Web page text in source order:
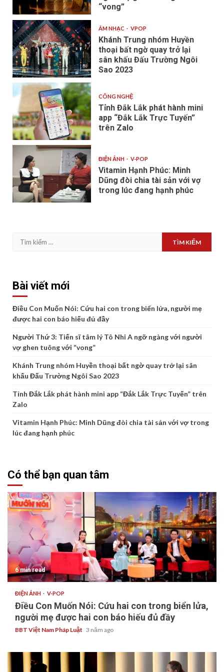
“vong”
ÂM NHẠC VPOP
Khánh Trung nhóm Huyền
thoại bất ngờ quay trở lại
sân khấu Đấu Trường Ngôi
Sao 2023
CÔNG NGHỆ
Tỉnh Đắk Lắk phát hành mini
app “Đắk Lắk Trực Tuyến”
trên Zalo
ĐIỆN ẢNH V-POP
Vitamin Hạnh Phúc: Minh
Dũng đòi chia tài sản với vợ
trong lúc đang hạnh phúc
Tìm
Bài viết mới
Điều Con Muốn Nói: Cứu hai con trong biển lửa, người mẹ
được hai con báo hiếu đủ đầy
Người Thứ 3: Tiến sĩ tâm lý Tô Nhi A ngỡ ngàng với người
vợ ghen tuông với “vong”
Khánh Trung nhóm Huyền thoại bất ngờ quay trở lại sân
khấu Đấu Trường Ngôi Sao 2023
Tỉnh Đắk Lắk phát hành mini app “Đắk Lắk Trực Tuyến” trên
Zalo
Vitamin Hạnh Phúc: Minh Dũng đòi chia tài sản với vợ trong
lúc đang hạnh phúc
Có thể bạn quan tâm
6 min read
ĐIỆN ẢNH V-POP
Điều Con Muốn Nói: Cứu hai con trong biển lửa,
người mẹ được hai con báo hiếu đủ đầy
BBT Việt Nam Pháp Luật 3 năm ago